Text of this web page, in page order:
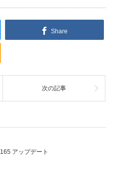
Share
次の記事
アップデート